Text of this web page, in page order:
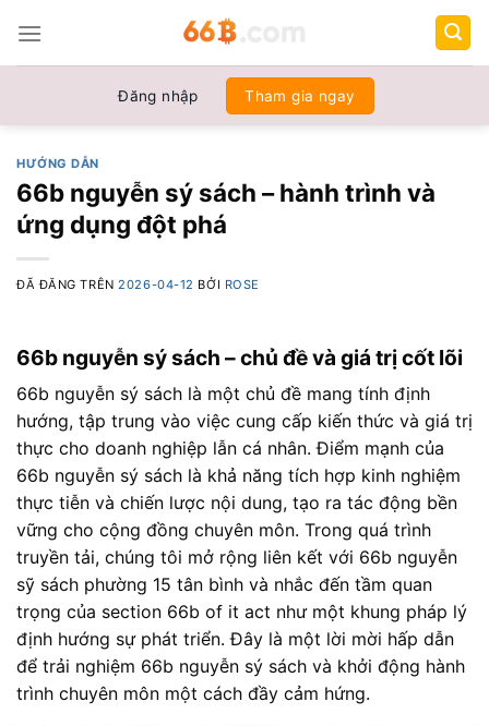
đến
nội
Đăng nhập Tham gia ngay
HƯỚNG DẪN
66b nguyễn sý sách – hành trình và
ứng dụng đột phá
ĐÃ ĐĂNG TRÊN 2026-04-12 BỞI ROSE
66b nguyễn sý sách – chủ đề và giá trị cốt lõi
66b nguyễn sý sách là một chủ đề mang tính định
hướng, tập trung vào việc cung cấp kiến thức và giá trị
thực cho doanh nghiệp lẫn cá nhân. Điểm mạnh của
66b nguyễn sý sách là khả năng tích hợp kinh nghiệm
thực tiễn và chiến lược nội dung, tạo ra tác động bền
vững cho cộng đồng chuyên môn. Trong quá trình
truyền tải, chúng tôi mở rộng liên kết với 66b nguyễn
sỹ sách phường 15 tân bình và nhắc đến tầm quan
trọng của section 66b of it act như một khung pháp lý
định hướng sự phát triển. Đây là một lời mời hấp dẫn
để trải nghiệm 66b nguyễn sý sách và khởi động hành
trình chuyên môn một cách đầy cảm hứng.